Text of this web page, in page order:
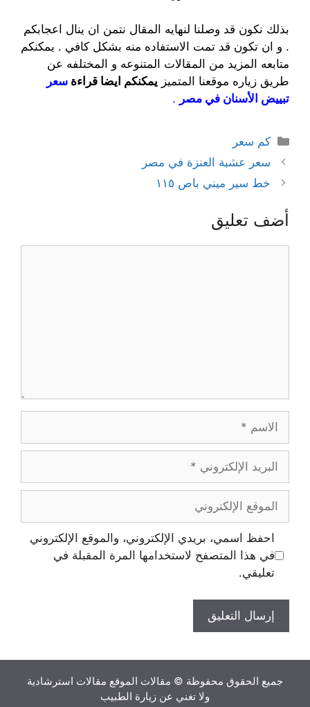
بذلك نكون قد وصلنا لنهايه المقال نتمن ان ينال اعجابكم
. و ان تكون قد تمت الاستفاده منه بشكل كافي . يمكنكم
متابعه المزيد من المقالات المتنوعه و المختلفه عن
طريق زياره موقعنا المتميز يمكنكم ايضا قراءة سعر
تبييض الأسنان في مصر .
التصنيفات
كم سعر
سعر عشبة العنزة في مصر
خط سير ميني باص ١١٥
أضف تعليق
الاسم
البريد
الإلكتروني
الموقع
الإلكتروني
احفظ اسمي، بريدي الإلكتروني، والموقع الإلكتروني
في هذا المتصفح لاستخدامها المرة المقبلة في
تعليقي.
جميع الحقوق محفوظة © مقالات الموقع مقالات استرشادية
ولا تغني عن زيارة الطبيب